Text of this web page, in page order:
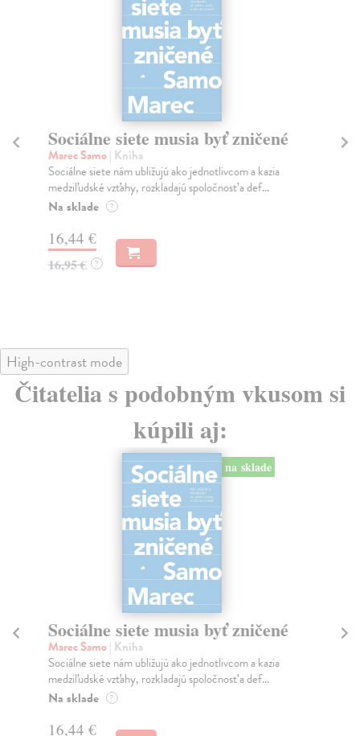
Sociálne siete musia byť zničené
Marec Samo| Kniha
Sociálne siete nám ubližujú ako jednotlivcom a kazia
medziľudské vzťahy, rozkladajú spoločnosť a def...
Na sklade ?
16,44 €
16,95 € ?
High-contrast mode
Čitatelia s podobným vkusom si
kúpili aj:
na sklade
Sociálne siete musia byť zničené
Marec Samo| Kniha
Sociálne siete nám ubližujú ako jednotlivcom a kazia
medziľudské vzťahy, rozkladajú spoločnosť a def...
Na sklade ?
16,44 €